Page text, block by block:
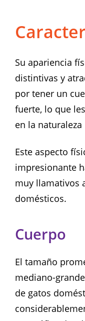
Su apariencia
distintivas y
por tener un
fuerte, lo que
en la naturaleza
Este aspecto
impresionante
muy llamativos
domésticos.
Cuerpo
El tamaño
mediano-
de gatos